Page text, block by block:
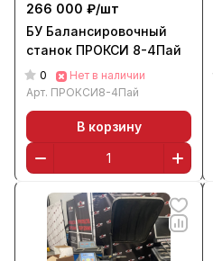
266 000 ₽/шт
БУ Балансировочный
станок ПРОКСИ 8-4Пай
0
Нет в наличии
Арт. ПРОКСИ8-4Пай
В корзину